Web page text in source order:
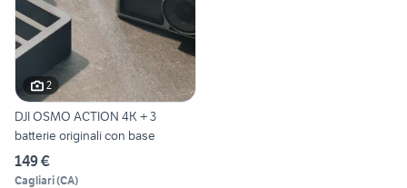
2
DJI OSMO ACTION 4K + 3
batterie originali con base
149 €
Cagliari(CA)